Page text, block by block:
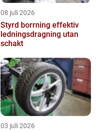
08 juli 2026
Styrd borrning effektiv
ledningsdragning utan
schakt
03 juli 2026